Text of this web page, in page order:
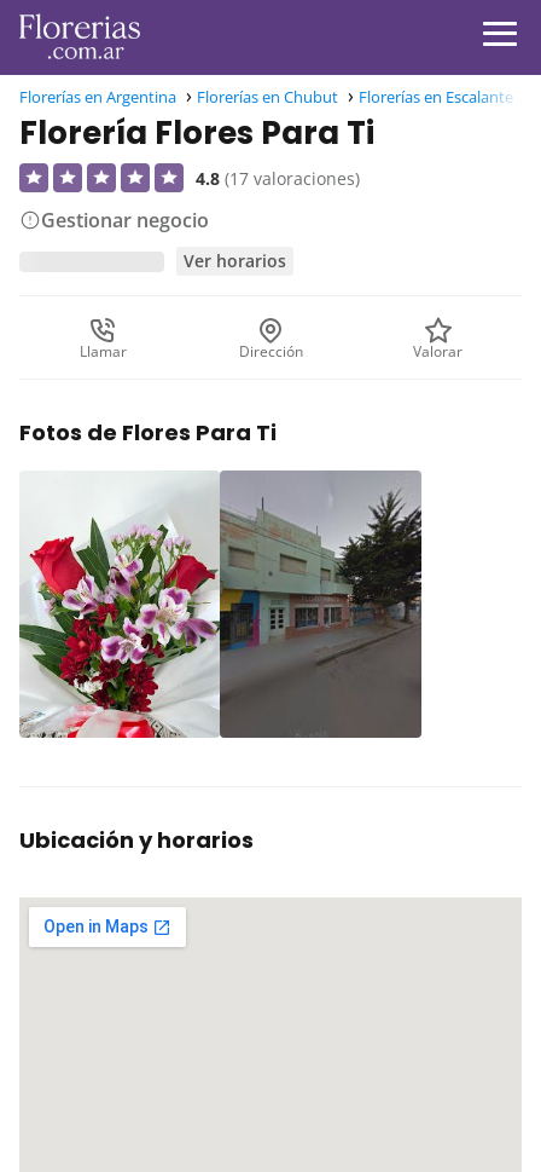
Florerías en Argentina Florerías en Chubut Florerías en Escalante
Florería Flores Para Ti
4.8 (17 valoraciones)
Gestionar negocio
Ver horarios
Llamar Dirección Valorar
Fotos de Flores Para Ti
Ubicación y horarios